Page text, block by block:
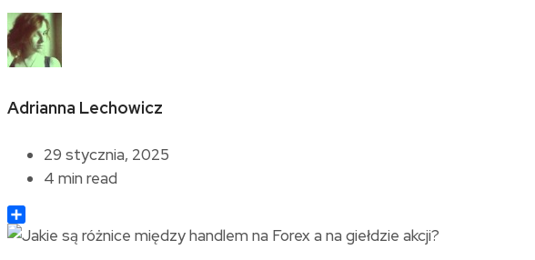
Adrianna Lechowicz
29 stycznia, 2025
4 min read
Share